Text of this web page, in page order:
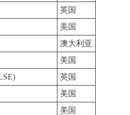
英国
美国
澳大利亚
美国
英国
美国
美国